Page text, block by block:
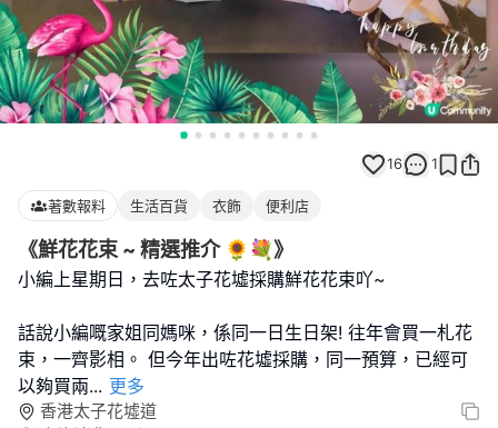
16 1
著數報料 生活百貨 衣飾 便利店
《鮮花花束 ~ 精選推介 🌻💐》
小編上星期日，去咗太子花墟採購鮮花花束吖~
話說小編嘅家姐同媽咪，係同一日生日架! 往年會買一札花
束，一齊影相。 但今年出咗花墟採購，同一預算，已經可
以夠買兩... 更多
香港太子花墟道